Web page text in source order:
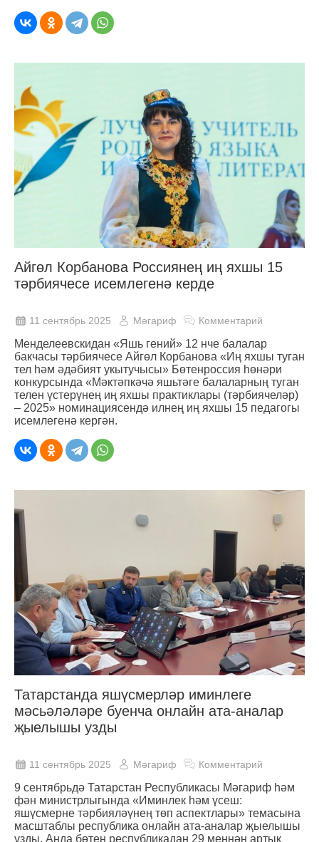
Айгөл Корбанова Россиянең иң яхшы 15
тәрбиячесе исемлегенә керде
11 сентябрь 2025 Мәгариф Комментарий
Менделеевскидан «Яшь гений» 12 нче балалар
бакчасы тәрбиячесе Айгөл Корбанова «Иң яхшы туган
тел һәм әдәбият укытучысы» Бөтенроссия һөнәри
конкурсында «Мәктәпкәчә яшьтәге балаларның туган
телен үстерүнең иң яхшы практиклары (тәрбиячеләр)
– 2025» номинациясендә илнең иң яхшы 15 педагогы
исемлегенә кергән.
Татарстанда яшүсмерләр иминлеге
мәсьәләләре буенча онлайн ата-аналар
җыелышы узды
11 сентябрь 2025 Мәгариф Комментарий
9 сентябрьдә Татарстан Республикасы Мәгариф һәм
фән министрлыгында «Иминлек һәм үсеш:
яшүсмерне тәрбияләүнең төп аспектлары» темасына
масштаблы республика онлайн ата-аналар җыелышы
узды. Анда бөтен республикадан 29 меңнән артык